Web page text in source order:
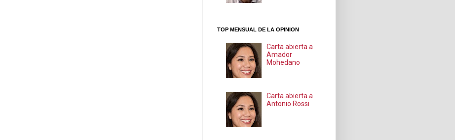
TOP MENSUAL DE LA OPINION
Carta abierta a
Amador
Mohedano
Carta abierta a
Antonio Rossi